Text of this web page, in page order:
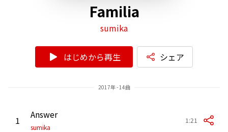
Familia
sumika
はじめから再生 シェア
2017年 - 14曲
1 Answer
sumika
1:21